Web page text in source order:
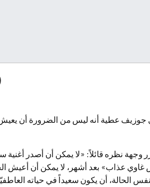
جوزيف عطية أنه ليس من الضرورة أن
وجهة نظره قائلاً: «لا يمكن أن أصدر
غاوي عذاب» بعد أشهر، لا يمكن أن أعيش
الحالة، أن يكون سعيداً في حياته